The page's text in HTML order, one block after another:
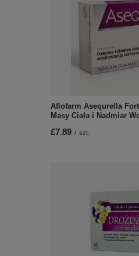
Aflofarm Asequrella
Masy Ciała i Nadmiar
£7.89 / szt.